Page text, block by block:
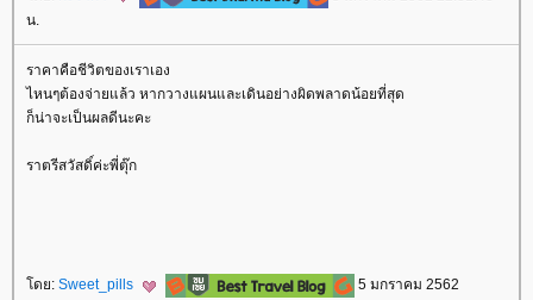
น.
ราคาคือชีวิตของเราเอง
ไหนๆต้องจ่ายแล้ว หากวางแผนและเดินอย่างผิดพลาดน้อยที่สุด
ก็น่าจะเป็นผลดีนะคะ
ราตรีสวัสดิ์ค่ะพี่ตุ๊ก
ดย: Sweet_pills
5 มกราคม 2562